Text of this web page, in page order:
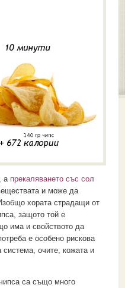
, а прекаляването със сол
и може да
хората страдащи от
защото той е
има и свойството да
е особено рискова
очите, кожата и
са също много